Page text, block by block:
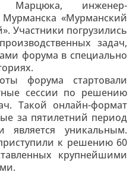
Марцюка, инженер-
«Мурманский
Участники погрузились
задач,
форума в специально
форума стартовали
сессии по решению
Такой онлайн-формат
за пятилетний период
уникальным.
к решению 60
крупнейшими